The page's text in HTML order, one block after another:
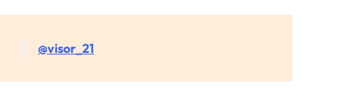
@visor_21